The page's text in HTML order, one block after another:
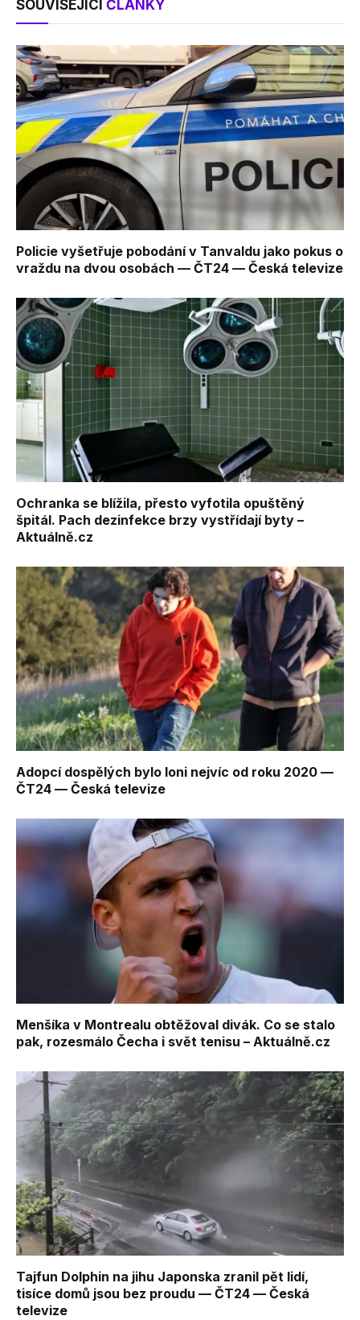
SOUVISEJÍCÍ ČLÁNKY
Policie vyšetřuje pobodání v Tanvaldu jako pokus o
vraždu na dvou osobách — ČT24 — Česká televize
Ochranka se blížila, přesto vyfotila opuštěný
špitál. Pach dezinfekce brzy vystřídají byty –
Aktuálně.cz
Adopcí dospělých bylo loni nejvíc od roku 2020 —
ČT24 — Česká televize
Menšíka v Montrealu obtěžoval divák. Co se stalo
pak, rozesmálo Čecha i svět tenisu – Aktuálně.cz
Tajfun Dolphin na jihu Japonska zranil pět lidí,
tisíce domů jsou bez proudu — ČT24 — Česká
televize